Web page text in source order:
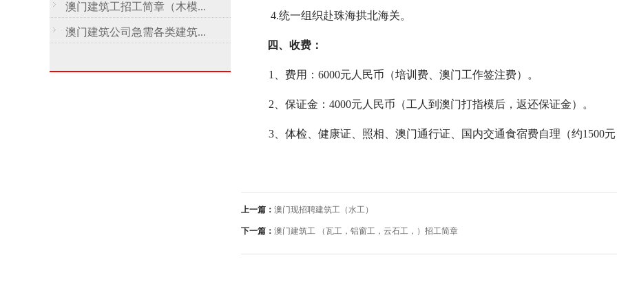
澳门建筑工招工简章（木模...
澳门建筑公司急需各类建筑...
4.统一组织赴珠海拱北海关。
四、 收费 ：
1、 费用： 6000元人民币（培训费、澳门工作签注费） 。
2、 保证金：4000元人民币（工人到澳门打指模后，返还保证金） 。
3、 体检、 健康证、 照相、 澳门通行证 国内交通食宿费自理（约1500
上一篇： 澳门现招聘建筑工（水工）
下一篇： 澳门建筑工 （瓦工，铝窗工，云石工，）招工简章